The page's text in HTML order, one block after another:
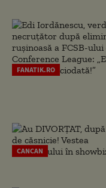
FANATIK.RO
CANCAN